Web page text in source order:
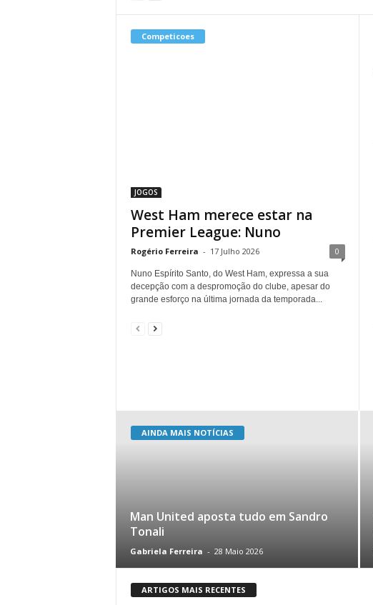
Competicoes
JOGOS
West Ham merece estar na
Premier League: Nuno
Rogério Ferreira - 17 Julho 2026 0
Nuno Espírito Santo, do West Ham, expressa a sua
decepção com a despromoção do clube, apesar do
grande esforço na última jornada da temporada...
AINDA MAIS NOTÍCIAS
Man United aposta tudo em Sandro
Tonali
Gabriela Ferreira - 28 Maio 2026
ARTIGOS MAIS RECENTES